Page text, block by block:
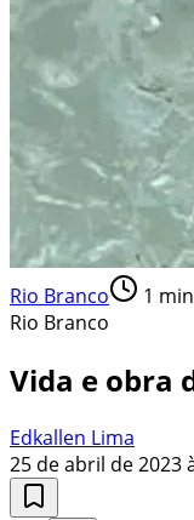
Rio Branco 1
Rio Branco
Vida e obra
Edkallen Lima
25 de abril de 2023